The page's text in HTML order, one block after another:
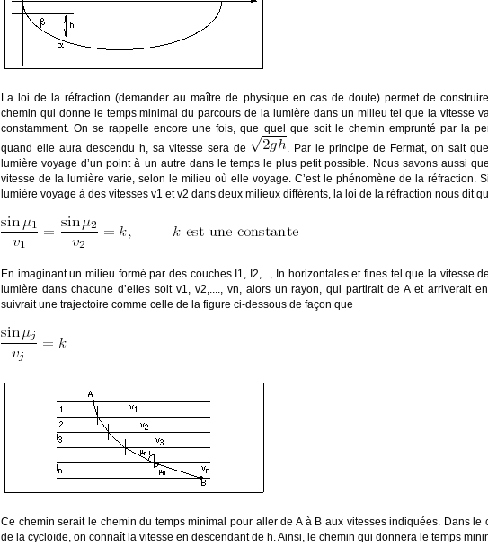
La loi de la réfraction (demander au maître de physique en cas de doute) permet de
chemin qui donne le temps minimal du parcours de la lumière dans un milieu tel que la vitesse
constamment. On se rappelle encore une fois, que quel que soit le chemin emprunté par la
quand elle aura descendu h, sa vitesse sera de
. Par le principe de Fermat, on sait
lumière voyage d’un point à un autre dans le temps le plus petit possible. Nous savons aussi
vitesse de la lumière varie, selon le milieu où elle voyage. C’est le phénomène de la réfraction.
lumière voyage à des vitesses v1 etv2 dans deux milieux différents, la loi de la réfraction nous dit
En imaginant un milieu formé par des couches 1, I2,..., n horizontales et fines tel que la vitesse
lumière dans chacune d’elles soit v1, v2,...., vn, alors un rayon, qui partirait deAet arriverait en
suivrait une trajectoire comme celle de la figure ci-dessous de façon que
Ce chemin serait le chemin du temps minimal pour aller de A à B aux vitesses indiquées. Dans le
de la cycloïde, on connaît la vitesse en descendant de h. Ainsi, le chemin qui donnera le temps